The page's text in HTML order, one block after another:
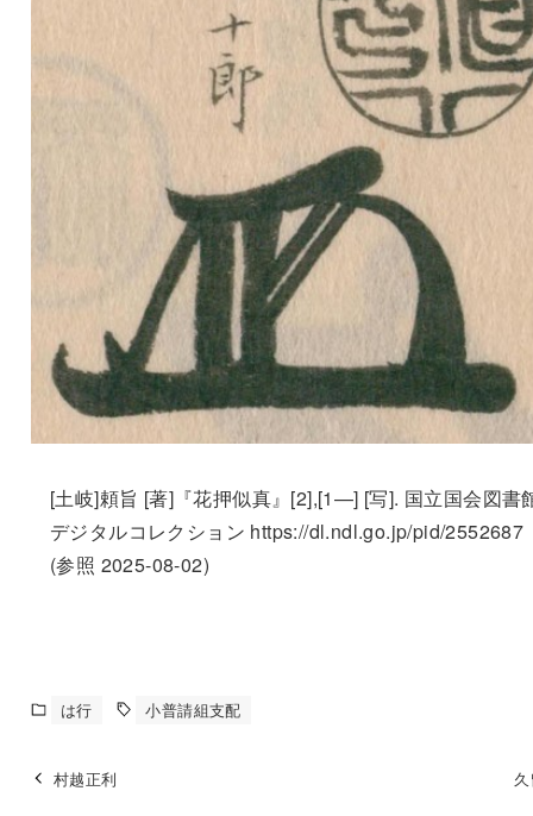
[土岐]頼旨 [著]『花押似真』[2],[1—] [写]. 国立国会図書
デジタルコレクション https://dl.ndl.go.jp/pid/2552687
(参照 2025-08-02)
は行 小普請組支配
村越正利